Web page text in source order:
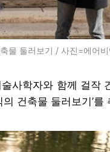
물 둘러보기 / 사진=에어비
사학자와 함께 걸작
건축물 둘러보기’를